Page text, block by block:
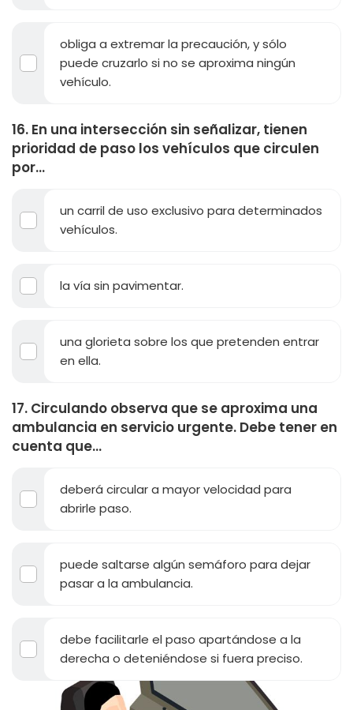
obliga a extremar la precaución, y sólo
puede cruzarlo si no se aproxima ningún
vehículo.
16. En una intersección sin señalizar, tienen
prioridad de paso los vehículos que circulen
por...
un carril de uso exclusivo para determinados
vehículos.
la vía sin pavimentar.
una glorieta sobre los que pretenden entrar
en ella.
17. Circulando observa que se aproxima una
ambulancia en servicio urgente. Debe tener en
cuenta que...
deberá circular a mayor velocidad para
abrirle paso.
puede saltarse algún semáforo para dejar
pasar a la ambulancia.
debe facilitarle el paso apartándose a la
derecha o deteniéndose si fuera preciso.